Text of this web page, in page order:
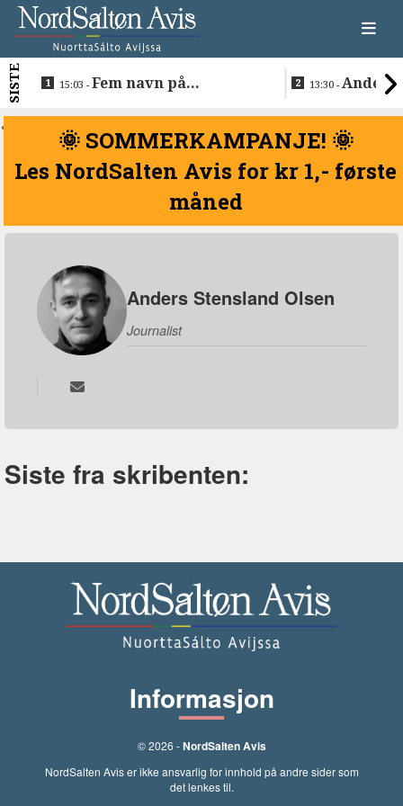
SISTE 15:03 -Fem navn på
i Sametinget
13:30 -Anders
Lakså
<
🌞 SOMMERKAMPANJE! 🌞
Les NordSalten Avis for kr 1,- første
måned
Anders Stensland Olsen
Journalist
Siste fra skribenten:
Informasjon
© 2026 -NordSalten Avis
NordSalten Avis er ikke ansvarlig for innhold på andre sider som
det lenkes til.